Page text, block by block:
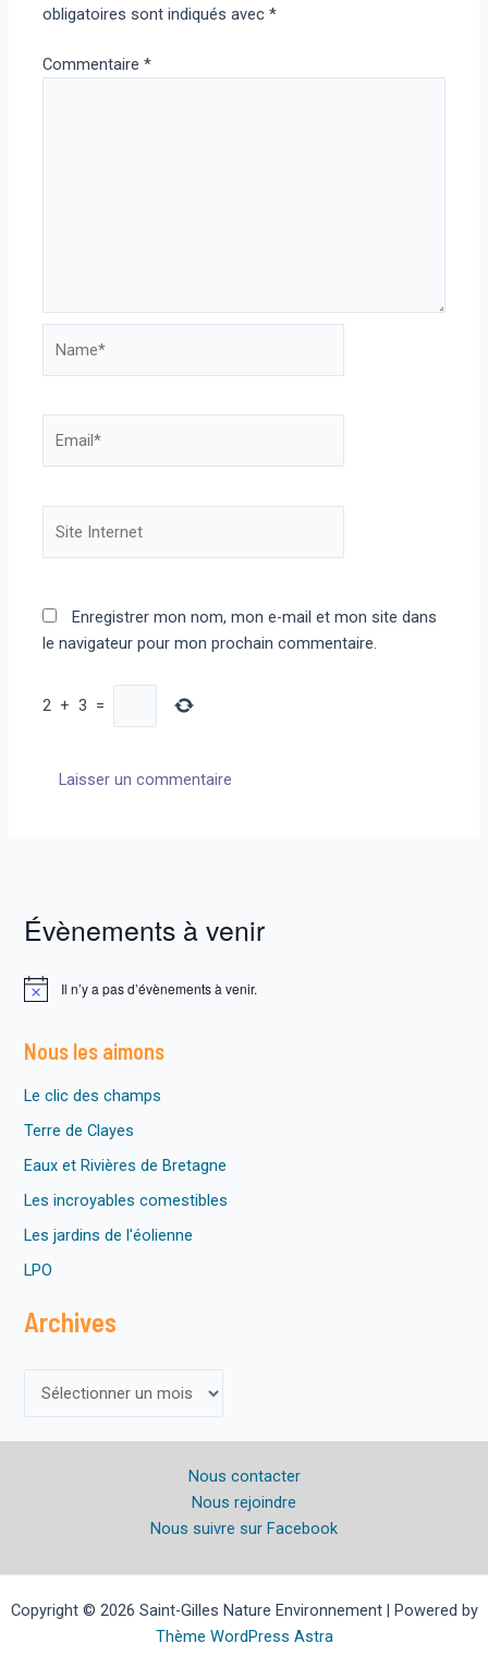
obligatoires sont indiqués avec*
Commentaire*
Internet
Enregistrer mon nom, mon e-mail et mon site dans
le navigateur pour mon prochain commentaire.
2 + 3 =
Évènements à venir
N
i
c
Il n’y a pas d’évènements à venir.
Nous les aimons
Le clic des champs
Terre de Clayes
Eaux et Rivières de Bretagne
Les incroyables comestibles
Les jardins de l'éolienne
LPO
Archives
c
e
s
Nous contacter
Nous rejoindre
Nous suivre sur Facebook
Copyright © 2026 Saint-Gilles Nature Environnement | Powered by
Thème WordPress Astra